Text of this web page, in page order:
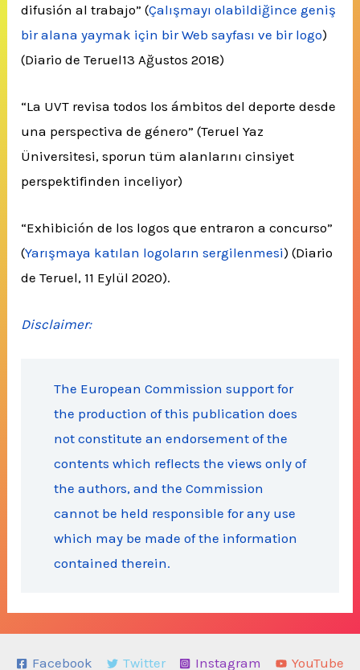
difusión al trabajo” (Çalışmayı olabildiğince geniş
bir alana yaymak için bir Web sayfası ve bir logo)
(Diario de Teruel13 Ağustos 2018)
“La UVT revisa todos los ámbitos del deporte desde
una perspectiva de género” (Teruel Yaz
Üniversitesi, sporun tüm alanlarını cinsiyet
perspektifinden inceliyor)
“Exhibición de los logos que entraron a concurso”
(Yarışmaya katılan logoların sergilenmesi) (Diario
de Teruel, 11 Eylül 2020).
Disclaimer:
The European Commission support for
the production of this publication does
not constitute an endorsement of the
contents which reflects the views only of
the authors, and the Commission
cannot be held responsible for any use
which may be made of the information
contained therein.
Facebook Twitter Instagram YouTube